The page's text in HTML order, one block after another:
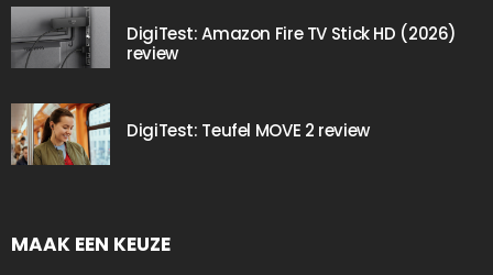
DigiTest: Amazon Fire TV Stick HD (2026)
review
DigiTest: Teufel MOVE 2 review
MAAK EEN KEUZE